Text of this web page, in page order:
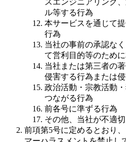
ル等する行為
本サービスを通じて
行為
当社の事前の承認な
て営利目的等のため
当社または第三者の
侵害する行為または
政治活動・宗教活動
つながる行為
前各号に準ずる行為
その他、当社が不適
前項第5号に定めるとおり